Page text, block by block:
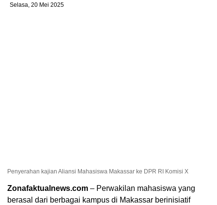
Selasa, 20 Mei 2025
Penyerahan kajian Aliansi Mahasiswa Makassar ke DPR RI Komisi X
Zonafaktualnews.com – Perwakilan mahasiswa yang
berasal dari berbagai kampus di Makassar berinisiatif